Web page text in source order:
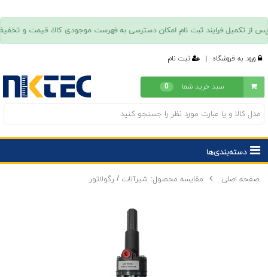
ورود به فروشگاه | ثبت نام
سبد خرید شما 0
دسته‌بندی‌ها
صفحه اصلی مقایسه محصول: شیرآلات / رگولاتور